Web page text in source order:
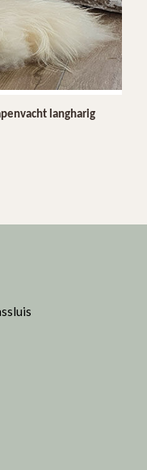
langharig